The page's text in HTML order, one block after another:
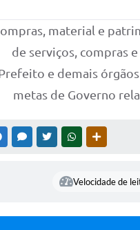
material e
de serviços, compras
e demais
metas de Governo
FACEBOOKMESSENGER
TWITTERWHATSAPP
Velocidade de